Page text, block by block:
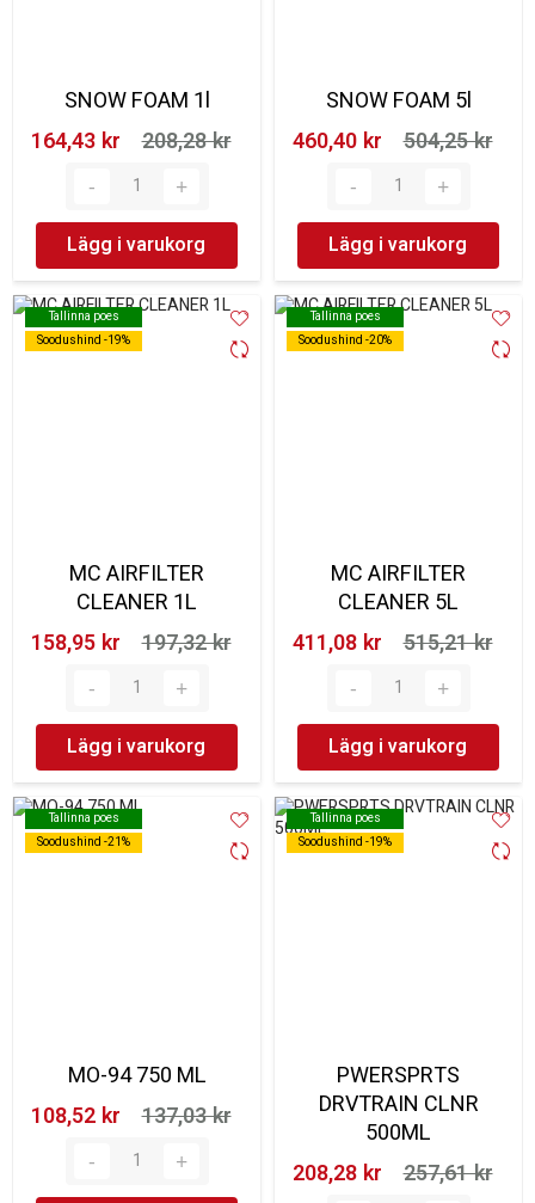
SNOW FOAM 1l
164,43 kr‎
208,28 kr‎
Lägg i varukorg
SNOW FOAM 5l
460,40 kr‎
504,25 kr‎
Lägg i varukorg
Tallinna poes
Soodushind -19%
Tallinna poes
Soodushind -19%
MC AIRFILTER
CLEANER 1L
158,95 kr‎
197,32 kr‎
Lägg i varukorg
Tallinna poes
Soodushind -20%
Tallinna poes
Soodushind -20%
MC AIRFILTER
CLEANER 5L
411,08 kr‎
515,21 kr‎
Lägg i varukorg
Tallinna poes
Soodushind -21%
Tallinna poes
Soodushind -21%
MO-94 750 ML
108,52 kr‎
137,03 kr‎
Tallinna poes
Soodushind -19%
Tallinna poes
Soodushind -19%
PWERSPRTS
DRVTRAIN CLNR
500ML
208,28 kr‎
257,61 kr‎